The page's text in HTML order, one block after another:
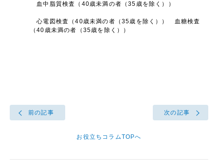
血中脂質検査（40歳未満の者（35歳を除く））
心電図検査（40歳未満の者（35歳を除く）） 血糖検査
（40歳未満の者（35歳を除く））
前の記事
お役立ちコラムTOPへ
次の記事